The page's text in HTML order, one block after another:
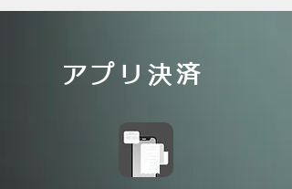
アプリ決済